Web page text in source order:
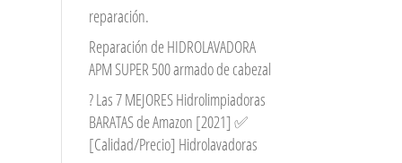
reparación.
Reparación de HIDROLAVADORA
APM SUPER 500 armado de cabezal
? Las 7 MEJORES Hidrolimpiadoras
BARATAS de Amazon [2021] ✅
[Calidad/Precio] Hidrolavadoras